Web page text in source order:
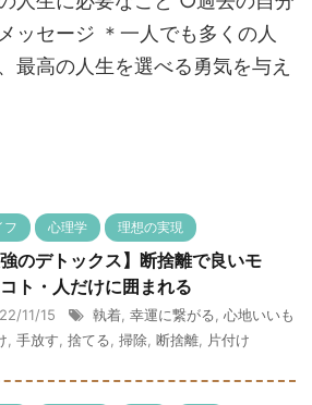
ッセージ ＊一人でも多くの人
最高の人生を選べる勇気を与え
フ 心理学 理想の実現
強のデトックス】断捨離で良いモ
ト・人だけに囲まれる
11/15 執着 幸運に繋がる 心地いいも
手放す 捨てる 掃除 断捨離 片付け